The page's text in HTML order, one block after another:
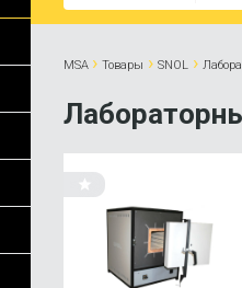
MSA › Товары › SNOL ›